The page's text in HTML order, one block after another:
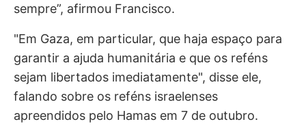
sempre”, afirmou Francisco.
"Em Gaza, em particular, que haja espaço para
garantir a ajuda humanitária e que os reféns
sejam libertados imediatamente", disse ele,
falando sobre os reféns israelenses
apreendidos pelo Hamas em 7 de outubro.